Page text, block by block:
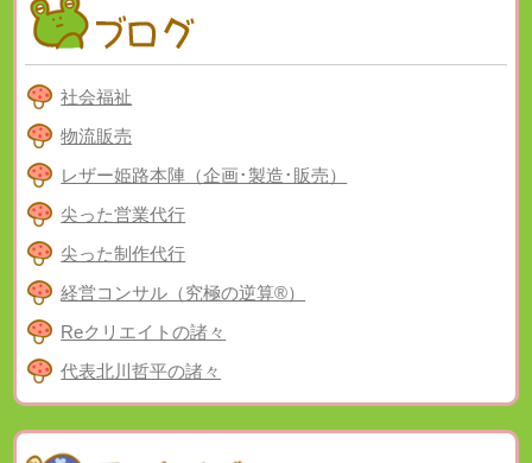
社会福祉
物流販売
レザー姫路本陣（企画･製造･販売）
尖った営業代行
尖った制作代行
経営コンサル（究極の逆算®）
Reクリエイトの諸々
代表北川哲平の諸々